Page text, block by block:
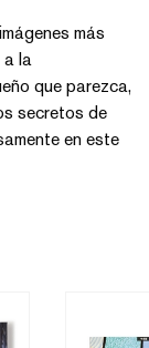
más
a la
que parezca,
secretos de
en este